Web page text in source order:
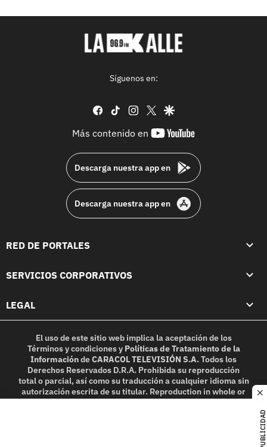
PUBLICIDAD
Síguenos en:
facebook
tiktok instagram
twittergoogle
Más contenido en
youtube-
Descarga nuestra app en
Descarga nuestra app en
RED DE PORTALES
SERVICIOS CORPORATIVOS
LEGAL
El uso de este sitio web implica la aceptación de los
Términos y condicionesy Políticas de Tratamiento de la
InformacióndeCARACOL TELEVISIÓN S.A.Todos los
Derechos Reservados D.R.A. Prohibida su reproducción
total o parcial, así como su traducción a cualquier idioma sin
autorización escrita de su titular. Reproduction in whole or
in part, or translation without written permission is